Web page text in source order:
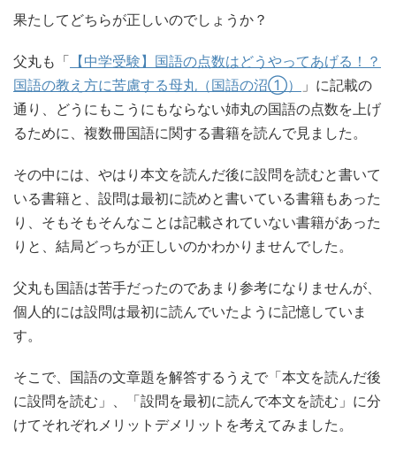
果たしてどちらが正しいのでしょうか？
父丸も「 【中学受験】国語の点数はどうやってあげる！？
国語の教え方に苦慮する母丸（国語の沼①）
」に記載の
通り、どうにもこうにもならない姉丸の国語の点数を上げ
るために、複数冊国語に関する書籍を読んで見ました。
その中には、やはり本文を読んだ後に設問を読むと書いて
いる書籍と、設問は最初に読めと書いている書籍もあった
り、そもそもそんなことは記載されていない書籍があった
りと、結局どっちが正しいのかわかりませんでした。
父丸も国語は苦手だったのであまり参考になりませんが、
個人的には設問は最初に読んでいたように記憶していま
す。
そこで、国語の文章題を解答するうえで「本文を読んだ後
に設問を読む」、「設問を最初に読んで本文を読む」に分
けてそれぞれメリットデメリットを考えてみました。